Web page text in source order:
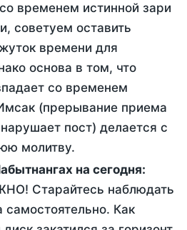
временем истинной зари
советуем оставить
времени для
основа в том, что
со временем
(прерывание приема
пост) делается с
молитву.
на сегодня:
Старайтесь наблюдать
самостоятельно. Как